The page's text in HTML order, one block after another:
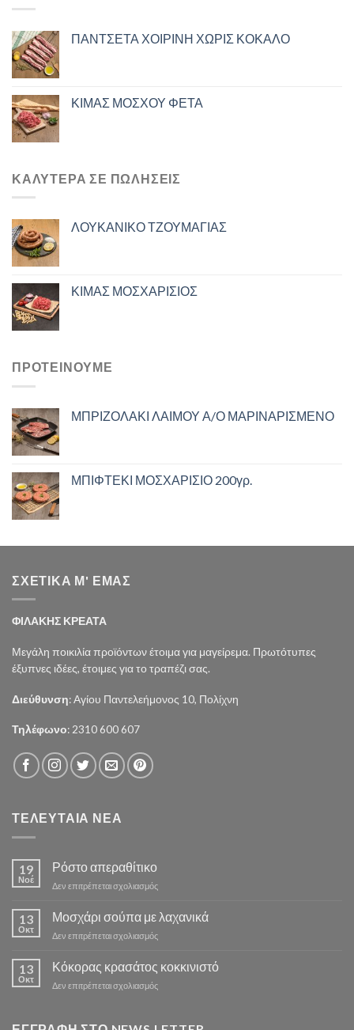
ΠΑΝΤΣΕΤΑ ΧΟΙΡΙΝΗ ΧΩΡΙΣ ΚΟΚΑΛΟ
ΚΙΜΑΣ ΜΟΣΧΟΥ ΦΕΤΑ
ΚΑΛΎΤΕΡΑ ΣΕ ΠΩΛΉΣΕΙΣ
ΛΟΥΚΑΝΙΚΟ ΤΖΟΥΜΑΓΙΑΣ
ΚΙΜΑΣ ΜΟΣΧΑΡΙΣΙΟΣ
ΠΡΟΤΕΙΝΟΥΜΕ
ΜΠΡΙΖΟΛΑΚΙ ΛΑΙΜΟΥ Α/Ο ΜΑΡΙΝΑΡΙΣΜΕΝΟ
ΜΠΙΦΤΕΚΙ ΜΟΣΧΑΡΙΣΙΟ 200γρ.
ΣΧΕΤΙΚΑ Μ' ΕΜΑΣ
ΦΙΛΑΚΗΣ ΚΡΕΑΤΑ
Μεγάλη ποικιλία προϊόντων έτοιμα για μαγείρεμα. Πρωτότυπες
έξυπνες ιδέες, έτοιμες για το τραπέζι σας.
Διεύθυνση: Αγίου Παντελεήμονος 10, Πολίχνη
Τηλέφωνο: 2310 600 607
ΤΕΛΕΥΤΑΙΑ ΝΕΑ
19
Νοέ
Ρόστο απεραθίτικο
Δεν επιτρέπεται σχολιασμόςστο
απεραθίτικο
13
Οκτ
Μοσχάρι σούπα με λαχανικά
Δεν επιτρέπεται σχολιασμόςστο
με
λαχανικά
13
Οκτ
Κόκορας κρασάτος κοκκινιστό
Δεν επιτρέπεται σχολιασμόςστο
κοκκινιστό